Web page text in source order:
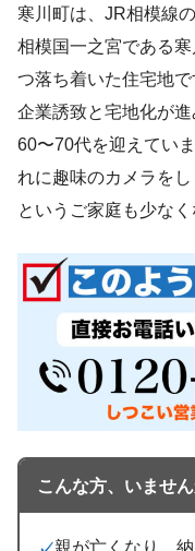
寒川町は、JR相模線
相模国一之宮である
つ落ち着いた住宅地
企業誘致と宅地化が
60〜70代を迎えてい
れに趣味のカメラを
というご家庭も少なく
こんな方、いませ
親が亡くなり、